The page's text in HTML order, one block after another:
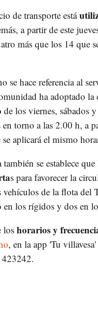
de transporte está
a partir de este
más que los 14 que
se hace referencia al
ha adoptado la
de los viernes, sábados
torno a las 2.00 h, a
aplicará el mismo
se establece que
s para favorecer la
de la flota del
los rígidos y dos en
los horarios y
, en la app 'Tu